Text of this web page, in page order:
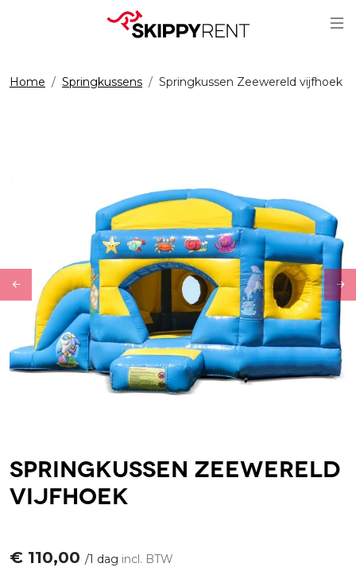
Home Springkussens Springkussen Zeewereld vijfhoek
Previous
Springkussen Zeewereld
vijfhoek
€ 110,00 /1 dag incl. BTW